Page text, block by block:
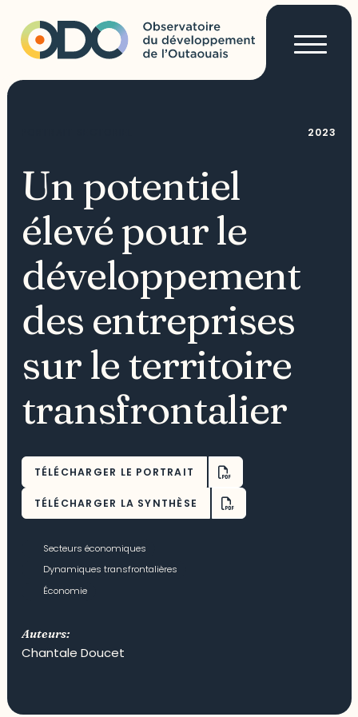
2023
Un potentiel
élevé pour le
développement
des entreprises
sur le territoire
transfrontalier
TÉLÉCHARGER LE PORTRAIT
TÉLÉCHARGER LA SYNTHÈSE
Secteurs économiques
Dynamiques transfrontalières
Économie
Auteurs:
Chantale Doucet